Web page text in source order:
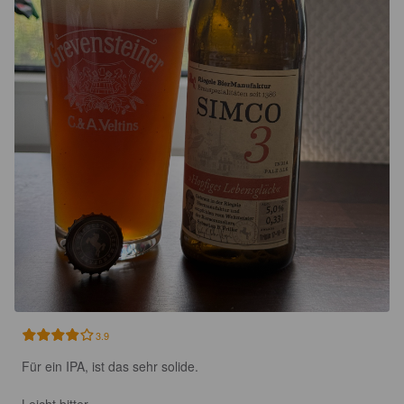
3.9
Für ein IPA, ist das sehr solide.